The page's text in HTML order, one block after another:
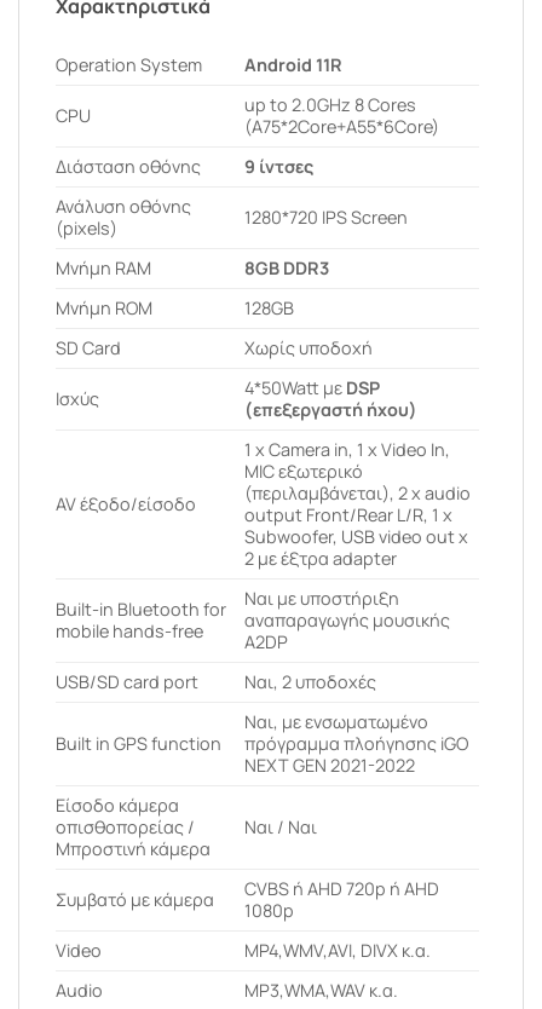
Χαρακτηριστικά
Operation System Android 11R
CPU
up to 2.0GHz 8 Cores
(A75*2Core+A55*6Core)
Διάσταση οθόνης
9 ίντσες
Ανάλυση οθόνης
(pixels)
1280*720 IPS Screen
Μνήμη RAM
8GB DDR3
Μνήμη ROM
128GB
SD Card
Χωρίς υποδοχή
Ισχύς 4*50Watt με DSP
(επεξεργαστή ήχου)
AV έξοδο/είσοδο
1 x Camera in, 1 x Video In,
MIC εξωτερικό
(περιλαμβάνεται), 2 x audio
output Front/Rear L/R, 1 x
Subwoofer, USB video out x
2 με έξτρα adapter
Built-in Bluetooth for
mobile hands-free
Ναι με υποστήριξη
αναπαραγωγής μουσικής
A2DP
USB/SD card port
Ναι, 2 υποδοχές
Built in GPS function
Ναι, με ενσωματωμένο
πρόγραμμα πλοήγησης iGO
NEXT GEN 2021-2022
Είσοδο κάμερα
οπισθοπορείας /
Μπροστινή κάμερα
Ναι / Ναι
Συμβατό με κάμερα
CVBS ή AHD 720p ή AHD
1080p
Video
MP4,WMV,AVI, DIVX κ.α.
Audio
MP3,WMA,WAV κ.α.